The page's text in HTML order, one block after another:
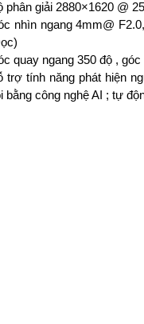
phân giải 2880×1620 @
nhìn ngang 4mm@
quay ngang 350 độ ,
trợ tính năng phát hiện
bằng công nghệ AI ; tự